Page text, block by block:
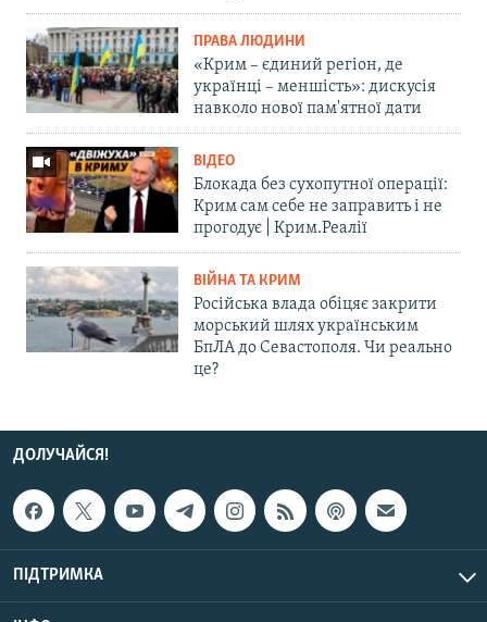
ПРАВА ЛЮДИНИ
«Крим – єдиний регіон, де
українці – меншість»: дискусія
навколо нової пам'ятної дати
ВІДЕО
Блокада без сухопутної операції:
Крим сам себе не заправить і не
прогодує | Крим.Реалії
ВІЙНА ТА КРИМ
Російська влада обіцяє закрити
морський шлях українським
БпЛА до Севастополя. Чи реально
це?
ДОЛУЧАЙСЯ!
ПІДТРИМКА